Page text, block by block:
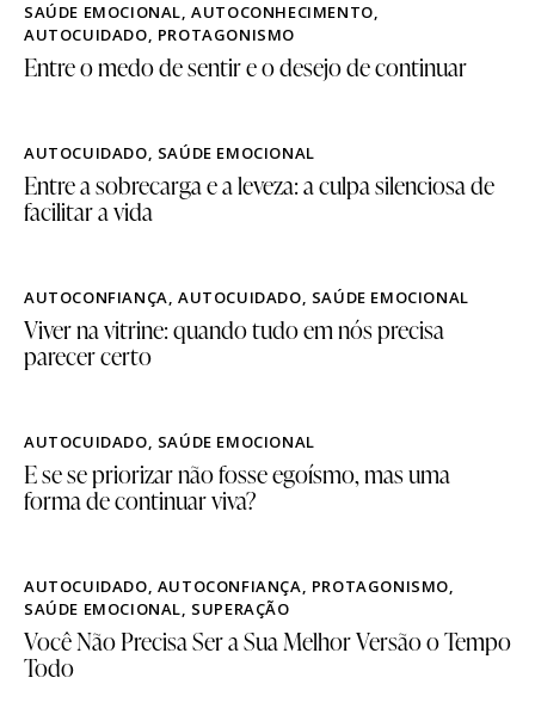
SAÚDE EMOCIONAL,AUTOCONHECIMENTO,
AUTOCUIDADO, PROTAGONISMO
Entre o medo de sentir e o desejo de continuar
AUTOCUIDADO, SAÚDE EMOCIONAL
Entre a sobrecarga e a leveza: a culpa silenciosa de
facilitar a vida
AUTOCONFIANÇA,AUTOCUIDADO, SAÚDE EMOCIONAL
Viver na vitrine: quando tudo em nós precisa
parecer certo
AUTOCUIDADO, SAÚDE EMOCIONAL
E se se priorizar não fosse egoísmo, mas uma
forma de continuar viva?
AUTOCUIDADO, AUTOCONFIANÇA, PROTAGONISMO,
SAÚDE EMOCIONAL, SUPERAÇÃO
Você Não Precisa Ser a Sua Melhor Versão o Tempo
Todo